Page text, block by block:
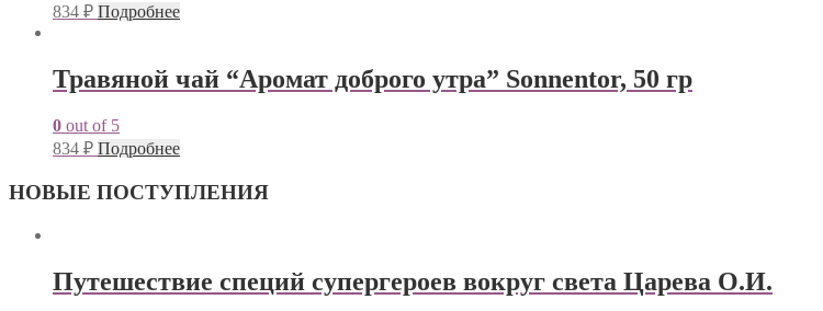
834 ₽ Подробнее
Травяной чай “Аромат доброго утра” Sonnentor, 50 гр
0 out of 5
834 ₽ Подробнее
НОВЫЕ ПОСТУПЛЕНИЯ
Путешествие специй супергероев вокруг света Царева О.И.